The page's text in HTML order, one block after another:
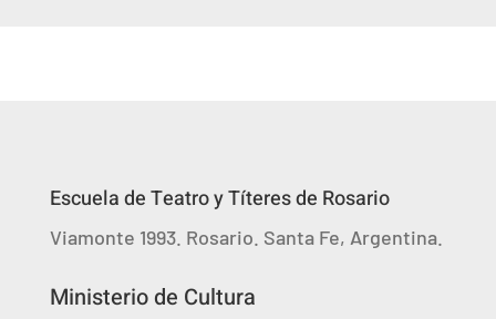
Escuela de Teatro y Títeres de Rosario
Viamonte 1993. Rosario. Santa Fe, Argentina.
Ministerio de Cultura